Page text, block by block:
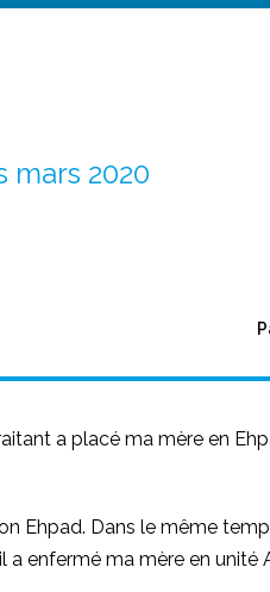
mars 2020
a placé ma mère en
Ehpad. Dans le même
enfermé ma mère en unité